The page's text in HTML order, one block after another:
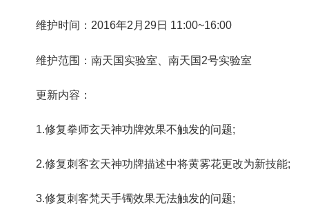
维护时间：2016年2月29日 11:00~16:00
维护范围：南天国实验室、南天国2号实验室
更新内容：
1.修复拳师玄天神功牌效果不触发的问题;
2.修复刺客玄天神功牌描述中将黄雾花更改为新技能;
3.修复刺客梵天手镯效果无法触发的问题;